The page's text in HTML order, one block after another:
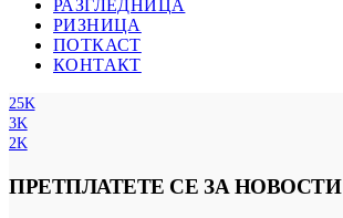
РАЗГЛЕДНИЦА
РИЗНИЦА
ПОТКАСТ
КОНТАКТ
25K
3K
2K
ПРЕТПЛАТЕТЕ СЕ ЗА НОВОСТИ